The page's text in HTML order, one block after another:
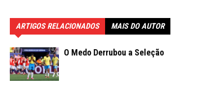
ARTIGOS RELACIONADOS MAIS DO AUTOR
O Medo Derrubou a Seleção